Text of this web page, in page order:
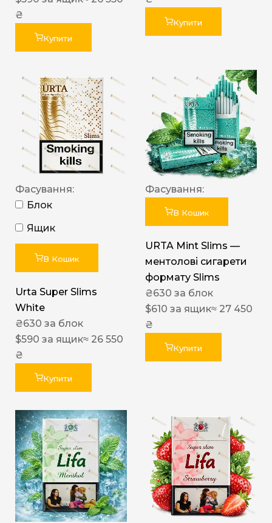
₴
Купити
Купити
Фасування:
Блок
Ящик
В Кошик
Urta Super Slims
White
₴630 за блок
$590 за ящик≈ 26 550
₴
Купити
Фасування:
В Кошик
URTA Mint Slims —
ментолові сигарети
формату Slims
₴630 за блок
$610 за ящик≈ 27 450
₴
Купити